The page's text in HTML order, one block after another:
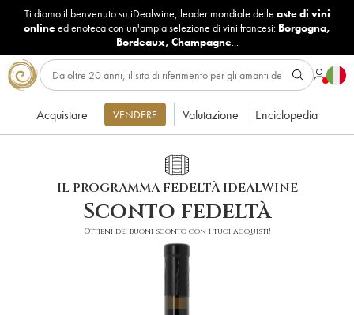
Ti diamo il benvenuto su iDealwine, leader mondiale delle aste di vini
onlineed enoteca con un'ampia selezione di vini francesi: Borgogna,
Bordeaux, Champagne...
Acquistare VENDERE Valutazione Enciclopedia
IL PROGRAMMA FEDELTÀ IDEALWINE
Sconto fedeltà
Ottieni dei buoni sconto con i tuoi acquisti!